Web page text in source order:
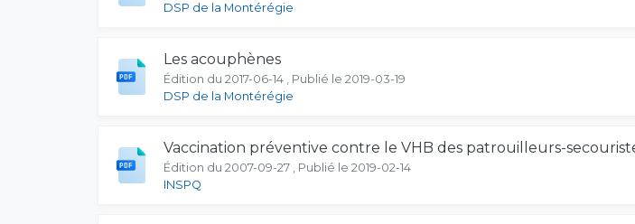
DSP de la Montérégie
Les acouphènes
Édition du 2017-06-14 , Publié le 2019-03-19
DSP de la Montérégie
Vaccination préventive contre le VHB des patrouilleurs-
Édition du 2007-09-27 , Publié le 2019-02-14
INSPQ